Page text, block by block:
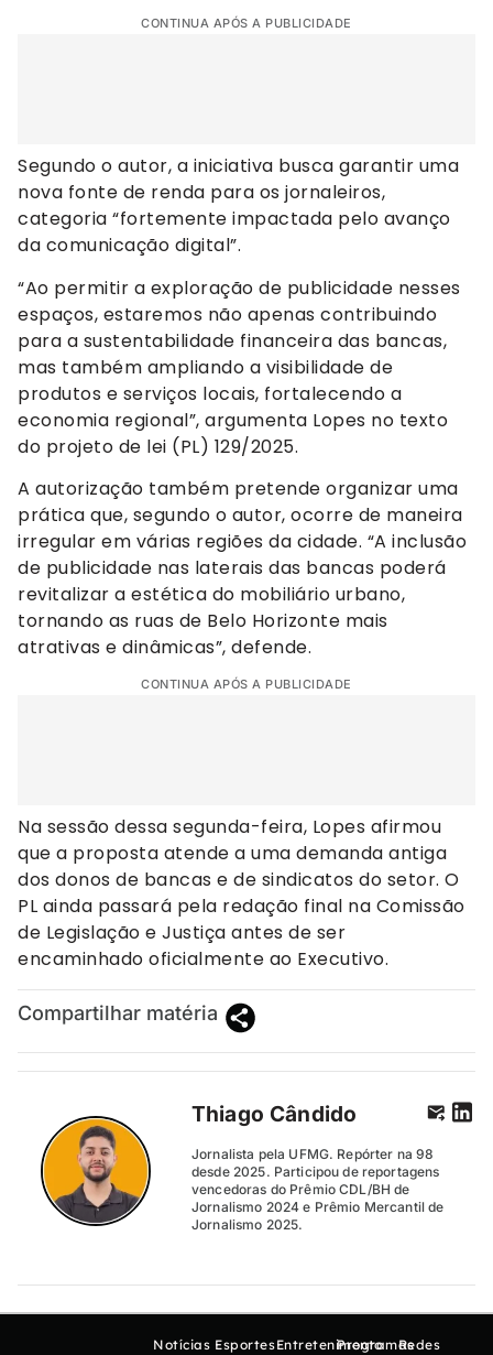
CONTINUA APÓS A PUBLICIDADE
Segundo o autor, a iniciativa busca garantir uma
nova fonte de renda para os jornaleiros,
categoria “fortemente impactada pelo avanço
da comunicação digital”.
“Ao permitir a exploração de publicidade nesses
espaços, estaremos não apenas contribuindo
para a sustentabilidade financeira das bancas,
mas também ampliando a visibilidade de
produtos e serviços locais, fortalecendo a
economia regional”, argumenta Lopes no texto
do projeto de lei (PL) 129/2025.
A autorização também pretende organizar uma
prática que, segundo o autor, ocorre de maneira
irregular em várias regiões da cidade. “A inclusão
de publicidade nas laterais das bancas poderá
revitalizar a estética do mobiliário urbano,
tornando as ruas de Belo Horizonte mais
atrativas e dinâmicas”, defende.
CONTINUA APÓS A PUBLICIDADE
Na sessão dessa segunda-feira, Lopes afirmou
que a proposta atende a uma demanda antiga
dos donos de bancas e de sindicatos do setor. O
PL ainda passará pela redação final na Comissão
de Legislação e Justiça antes de ser
encaminhado oficialmente ao Executivo.
Compartilhar matéria
Thiago Cândido
Jornalista pela UFMG. Repórter na 98
desde 2025. Participou de reportagens
vencedoras do Prêmio CDL/BH de
Jornalismo 2024 e Prêmio Mercantil de
Jornalismo 2025.
Notícias EsportesEntretenimento
ProgramasRedes